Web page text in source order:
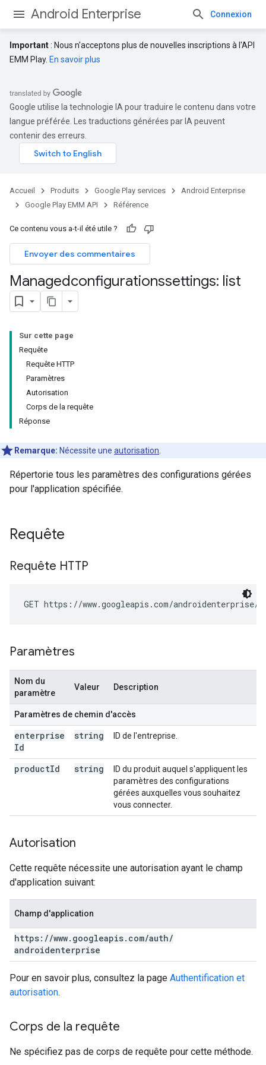
Android Enterprise Connexion
Important: Nous n'acceptons plus de nouvelles inscriptions à l'API
EMM Play. En savoir plus
Google utilise la technologie IA pour traduire le contenu dans votre
langue préférée. Les traductions générées par IA peuvent
contenir des erreurs.
Accueil Produits Google Play services
Android Enterprise
Google Play EMM API
Référence
Ce contenu vous a-t-il été utile ?
Envoyer des commentaires
Managedconfigurationssettings: list
Sur cette page
Requête
Requête HTTP
Paramètres
Autorisation
Corps de la requête
Réponse
Remarque: Nécessite une autorisation
Répertorie tous les paramètres des configurations gérées
pour l'application spécifiée.
Requête
Requête HTTP
GET https://www.googleapis.com/androidenterprise/
Paramètres
Nom du
paramètre
Valeur Description
Paramètres de chemin d'accès
enterprise
Id
string ID de l'entreprise.
productId string
ID du produit auquel s'appliquent les
paramètres des configurations
gérées auxquelles vous souhaitez
vous connecter.
Autorisation
Cette requête nécessite une autorisation ayant le champ
d'application suivant:
Champ d'application
https: //www. googleapis. com/auth/
androidenterprise
Pour en savoir plus, consultez la page Authentification et
autorisation.
Corps de la requête
Ne spécifiez pas de corps de requête pour cette méthode.